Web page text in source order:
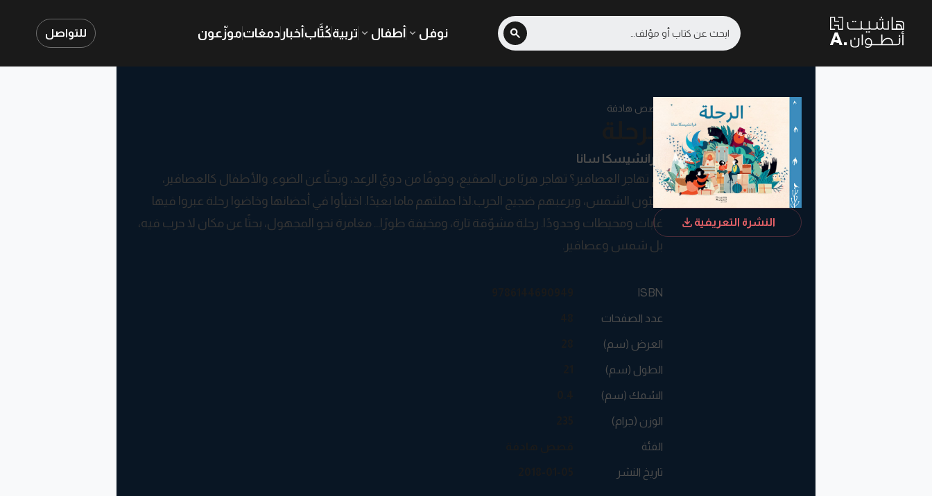
نوفل أطفال تربيةكُتَّابأخبار دمغاتموزّعون للتواصل
قصص هادفة
فرانشيسكا سانا
لم تهاجر العصافير؟ تهاجر هربًا من الصقيع، وخوفًا من دويّ الرعد، وبحثًا عن الضوء. والأطفال كالعصافير،
يحبّون الشمس، ويرعبهم ضجيج الحرب.لذا حملتهم ماما بعيدًا. اختبأوا في أحضانها وخاضوا رحلة عبروا فيها
غابات ومحيطات وحدودًا. رحلة مشوّقة تارة، ومخيفة طورًا… مغامرة نحو المجهول، بحثًا عن مكان لا حرب فيه،
بل شمس وعصافير.
ISBN
عدد الصفحات
العرض (سم)
الطول (سم)
السُمك (سم)
الوزن (جرام)
الفئة
تاريخ النشر
النشرة التعريفية